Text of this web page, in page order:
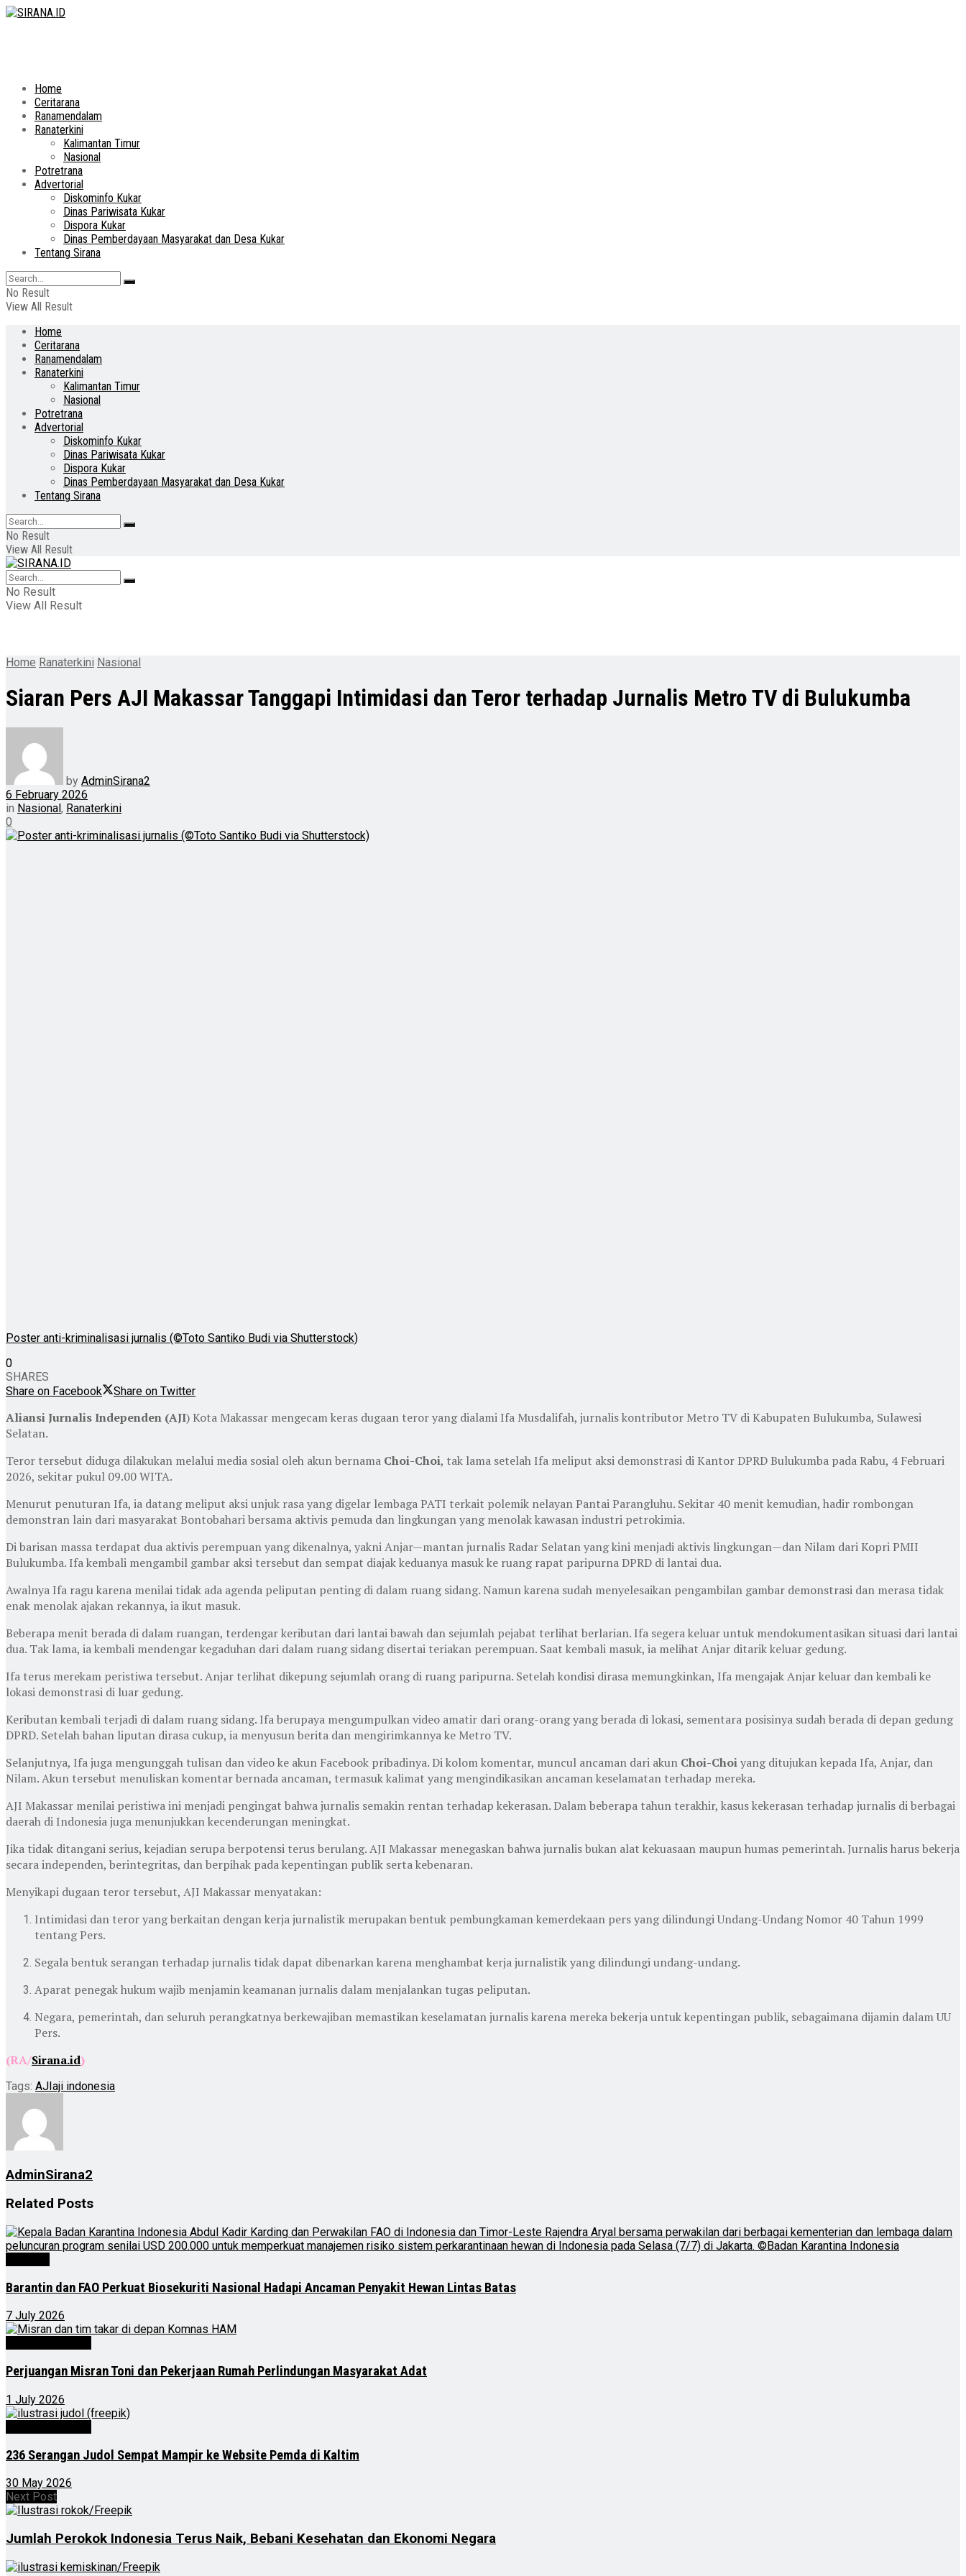
Home
Ceritarana
Ranamendalam
Ranaterkini
Kalimantan Timur
Nasional
Potretrana
Advertorial
Diskominfo Kukar
Dinas Pariwisata Kukar
Dispora Kukar
Dinas Pemberdayaan Masyarakat dan Desa Kukar
Tentang Sirana
No Result
View All Result
Home
Ceritarana
Ranamendalam
Ranaterkini
Kalimantan Timur
Nasional
Potretrana
Advertorial
Diskominfo Kukar
Dinas Pariwisata Kukar
Dispora Kukar
Dinas Pemberdayaan Masyarakat dan Desa Kukar
Tentang Sirana
No Result
View All Result
No Result
View All Result
Home Ranaterkini Nasional
Siaran Pers AJI Makassar Tanggapi Intimidasi dan Teror terhadap Jurnalis Metro TV di Bulukumba
by AdminSirana2
6 February 2026
in Nasional, Ranaterkini
0
Poster anti-kriminalisasi jurnalis (©Toto Santiko Budi via Shutterstock)
0
SHARES
Share on Facebook
Share on Twitter
Aliansi Jurnalis Independen (AJI) Kota Makassar mengecam keras dugaan teror yang dialami Ifa Musdalifah, jurnalis kontributor Metro TV di Kabupaten Bulukumba, Sulawesi
Selatan.
Teror tersebut diduga dilakukan melalui media sosial oleh akun bernama Choi-Choi, tak lama setelah Ifa meliput aksi demonstrasi di Kantor DPRD Bulukumba pada Rabu, 4 Februari
2026, sekitar pukul 09.00 WITA.
Menurut penuturan Ifa, ia datang meliput aksi unjuk rasa yang digelar lembaga PATI terkait polemik nelayan Pantai Parangluhu. Sekitar 40 menit kemudian, hadir rombongan
demonstran lain dari masyarakat Bontobahari bersama aktivis pemuda dan lingkungan yang menolak kawasan industri petrokimia.
Di barisan massa terdapat dua aktivis perempuan yang dikenalnya, yakni Anjar—mantan jurnalis Radar Selatan yang kini menjadi aktivis lingkungan—dan Nilam dari Kopri PMII
Bulukumba. Ifa kembali mengambil gambar aksi tersebut dan sempat diajak keduanya masuk ke ruang rapat paripurna DPRD di lantai dua.
Awalnya Ifa ragu karena menilai tidak ada agenda peliputan penting di dalam ruang sidang. Namun karena sudah menyelesaikan pengambilan gambar demonstrasi dan merasa tidak
enak menolak ajakan rekannya, ia ikut masuk.
Beberapa menit berada di dalam ruangan, terdengar keributan dari lantai bawah dan sejumlah pejabat terlihat berlarian. Ifa segera keluar untuk mendokumentasikan situasi dari lantai
dua. Tak lama, ia kembali mendengar kegaduhan dari dalam ruang sidang disertai teriakan perempuan. Saat kembali masuk, ia melihat Anjar ditarik keluar gedung.
Ifa terus merekam peristiwa tersebut. Anjar terlihat dikepung sejumlah orang di ruang paripurna. Setelah kondisi dirasa memungkinkan, Ifa mengajak Anjar keluar dan kembali ke
lokasi demonstrasi di luar gedung.
Keributan kembali terjadi di dalam ruang sidang. Ifa berupaya mengumpulkan video amatir dari orang-orang yang berada di lokasi, sementara posisinya sudah berada di depan gedung
DPRD. Setelah bahan liputan dirasa cukup, ia menyusun berita dan mengirimkannya ke Metro TV.
Selanjutnya, Ifa juga mengunggah tulisan dan video ke akun Facebook pribadinya. Di kolom komentar, muncul ancaman dari akun Choi-Choiyang ditujukan kepada Ifa, Anjar, dan
Nilam. Akun tersebut menuliskan komentar bernada ancaman, termasuk kalimat yang mengindikasikan ancaman keselamatan terhadap mereka.
AJI Makassar menilai peristiwa ini menjadi pengingat bahwa jurnalis semakin rentan terhadap kekerasan. Dalam beberapa tahun terakhir, kasus kekerasan terhadap jurnalis di berbagai
daerah di Indonesia juga menunjukkan kecenderungan meningkat.
Jika tidak ditangani serius, kejadian serupa berpotensi terus berulang. AJI Makassar menegaskan bahwa jurnalis bukan alat kekuasaan maupun humas pemerintah. Jurnalis harus bekerja
secara independen, berintegritas, dan berpihak pada kepentingan publik serta kebenaran.
Menyikapi dugaan teror tersebut, AJI Makassar menyatakan:
Intimidasi dan teror yang berkaitan dengan kerja jurnalistik merupakan bentuk pembungkaman kemerdekaan pers yang dilindungi Undang-Undang Nomor 40 Tahun 1999
tentang Pers.
Segala bentuk serangan terhadap jurnalis tidak dapat dibenarkan karena menghambat kerja jurnalistik yang dilindungi undang-undang.
Aparat penegak hukum wajib menjamin keamanan jurnalis dalam menjalankan tugas peliputan.
Negara, pemerintah, dan seluruh perangkatnya berkewajiban memastikan keselamatan jurnalis karena mereka bekerja untuk kepentingan publik, sebagaimana dijamin dalam UU
Pers.
(RA/Sirana.id)
Tags: AJIaji indonesia
AdminSirana2
Related Posts
Barantin dan FAO Perkuat Biosekuriti Nasional Hadapi Ancaman Penyakit Hewan Lintas Batas
7 July 2026
Perjuangan Misran Toni dan Pekerjaan Rumah Perlindungan Masyarakat Adat
1 July 2026
236 Serangan Judol Sempat Mampir ke Website Pemda di Kaltim
30 May 2026
Next Post
Jumlah Perokok Indonesia Terus Naik, Bebani Kesehatan dan Ekonomi Negara